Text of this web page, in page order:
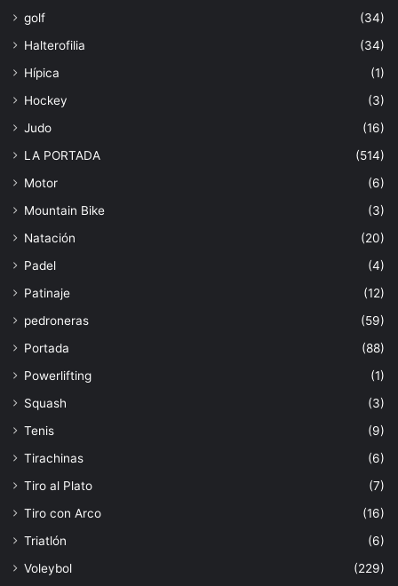
golf
(34)
Halterofilia
(34)
Hípica
(1)
Hockey
(3)
Judo
(16)
LA PORTADA
(514)
Motor
(6)
Mountain Bike
(3)
Natación
(20)
Padel
(4)
Patinaje
(12)
pedroneras
(59)
Portada
(88)
Powerlifting
(1)
Squash
(3)
Tenis
(9)
Tirachinas
(6)
Tiro al Plato
(7)
Tiro con Arco
(16)
Triatlón
(6)
Voleybol
(229)